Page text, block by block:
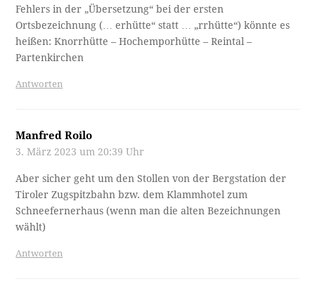
Fehlers in der „Übersetzung“ bei der ersten
Ortsbezeichnung (… erhütte“ statt … „rrhütte“) könnte es
heißen: Knorrhütte – Hochemporhütte – Reintal –
Partenkirchen
Antworten
Manfred Roilo
3. März 2023 um 20:39 Uhr
Aber sicher geht um den Stollen von der Bergstation der
Tiroler Zugspitzbahn bzw. dem Klammhotel zum
Schneefernerhaus (wenn man die alten Bezeichnungen
wählt)
Antworten